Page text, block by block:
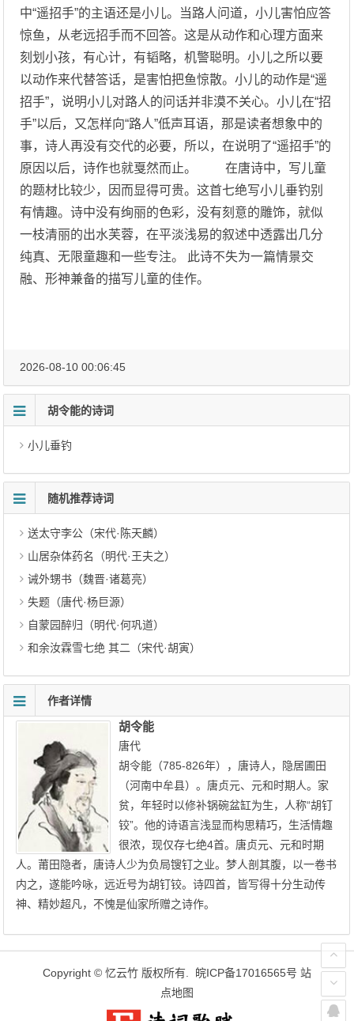
中“遥招手”的主语还是小儿。当路人问道，小儿害怕应答
惊鱼，从老远招手而不回答。这是从动作和心理方面来
刻划小孩，有心计，有韬略，机警聪明。小儿之所以要
以动作来代替答话，是害怕把鱼惊散。小儿的动作是“遥
招手”，说明小儿对路人的问话并非漠不关心。小儿在“招
手”以后，又怎样向“路人”低声耳语，那是读者想象中的
事，诗人再没有交代的必要，所以，在说明了“遥招手”的
原因以后，诗作也就戛然而止。 在唐诗中，写儿童
的题材比较少，因而显得可贵。这首七绝写小儿垂钓别
有情趣。诗中没有绚丽的色彩，没有刻意的雕饰，就似
一枝清丽的出水芙蓉，在平淡浅易的叙述中透露出几分
纯真、无限童趣和一些专注。 此诗不失为一篇情景交
融、形神兼备的描写儿童的佳作。
2026-08-10 00:06:45
胡令能的诗词
小儿垂钓
随机推荐诗词
送太守李公（宋代·陈天麟）
山居杂体药名（明代·王夫之）
诫外甥书（魏晋·诸葛亮）
失题（唐代·杨巨源）
自蒙园醉归（明代·何巩道）
和余汝霖雪七绝 其二（宋代·胡寅）
作者详情
胡令能
唐代
胡令能（785-826年），唐诗人，隐居圃田
（河南中牟县）。唐贞元、元和时期人。家
贫，年轻时以修补锅碗盆缸为生，人称“胡钉
铰”。他的诗语言浅显而构思精巧，生活情趣
很浓，现仅存七绝4首。唐贞元、元和时期
人。莆田隐者，唐诗人少为负局锼钉之业。梦人剖其腹，以一卷书
内之，遂能吟咏，远近号为胡钉铰。诗四首，皆写得十分生动传
神、精妙超凡，不愧是仙家所赠之诗作。
Copyright © 忆云竹 版权所有. 皖ICP备17016565号 站
点地图